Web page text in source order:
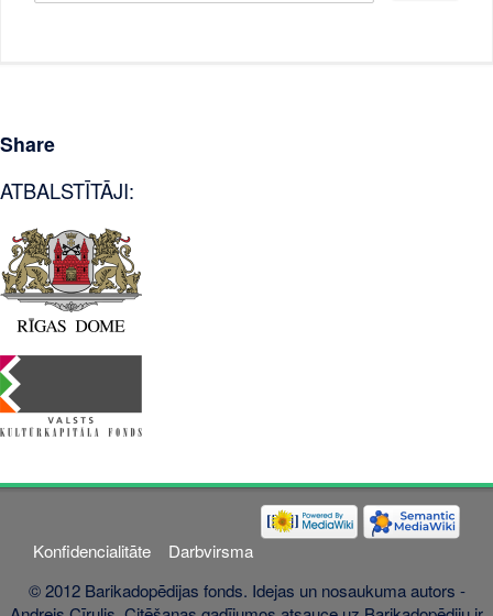
Share
ATBALSTĪTĀJI:
Konfidencialitāte
Darbvirsma
© 2012 Barikadopēdijas fonds. Idejas un nosaukuma autors -